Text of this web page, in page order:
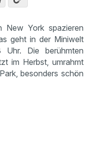
New York spazieren
geht in der Miniwelt
Die berühmten
im Herbst, umrahmt
besonders schön